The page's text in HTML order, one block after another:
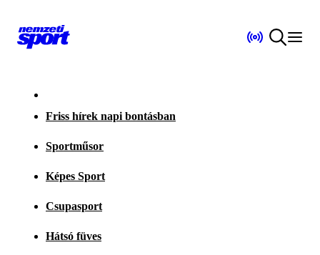
Friss hírek napi bontásban
Sportműsor
Képes Sport
Csupasport
Hátsó füves